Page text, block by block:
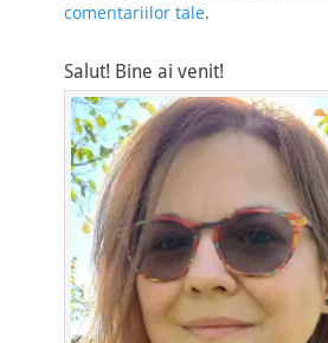
comentariilor tale.
Salut! Bine ai venit!